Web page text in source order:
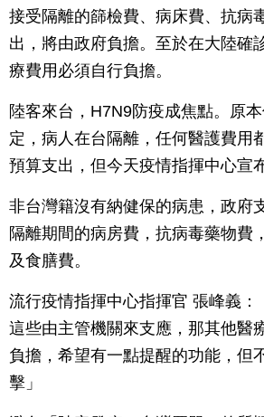
接受隔離的篩檢費、病床費、抗病
出，將由政府負擔。至於在大陸確
療費用必須自行負擔。
陸客來台，H7N9防疫成焦點。原
定，病人在台隔離，任何醫護費用
預算支出，但今天疫情指揮中心宣
非台灣籍沒有納健保的病患，政府
隔離期間的病房費，抗病毒藥物費
及食膳費。
流行疫情指揮中心指揮官 張峰義：
這些由主管機關來支應，那其他醫
負擔，希望有一點提醒的功能，但
擊」